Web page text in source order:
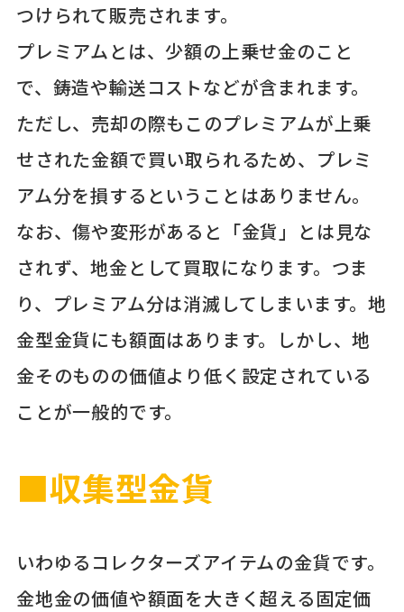
つけられて販売されます。
プレミアムとは、少額の上乗せ金のこと
で、鋳造や輸送コストなどが含まれます。
ただし、売却の際もこのプレミアムが上乗
せされた金額で買い取られるため、プレミ
アム分を損するということはありません。
なお、傷や変形があると「金貨」とは見な
されず、地金として買取になります。つま
り、プレミアム分は消滅してしまいます。地
金型金貨にも額面はあります。しかし、地
金そのものの価値より低く設定されている
ことが一般的です。
■収集型金貨
いわゆるコレクターズアイテムの金貨です。
金地金の価値や額面を大きく超える固定価